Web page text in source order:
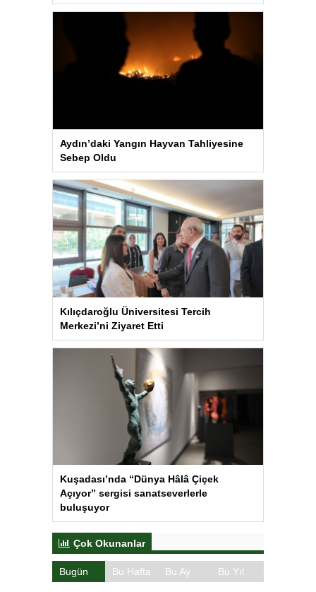
Aydın’daki Yangın Hayvan Tahliyesine
Sebep Oldu
Kılıçdaroğlu Üniversitesi Tercih
Merkezi’ni Ziyaret Etti
Kuşadası’nda “Dünya Hâlâ Çiçek
Açıyor” sergisi sanatseverlerle
buluşuyor
Çok Okunanlar
Bugün Bu Hafta Bu Ay Bu Yıl